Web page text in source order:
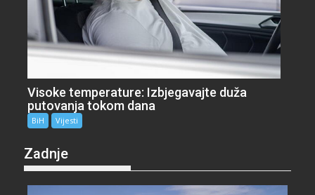
Visoke temperature: Izbjegavajte duža
putovanja tokom dana
BiH Vijesti
Zadnje